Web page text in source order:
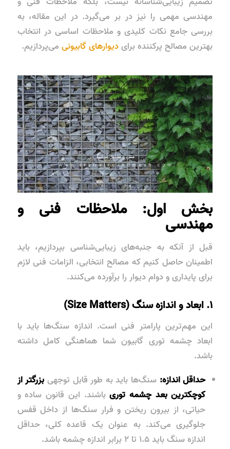
مهندسی مهمی را نیز در بر می‌گیرد. در این مقاله، به
بررسی جامع نکات کلیدی و ملاحظات اساسی در انتخاب
بهترین مصالح پرکننده برایدیوارهای گابیونیمی‌پردازیم.
بخش اول: ملاحظات فنی و
مهندسی
قبل از آنکه به جنبه‌های زیبایی‌شناسی بپردازیم، باید
اطمینان حاصل کنیم که مصالح انتخابی، الزامات فنی لازم
برای پایداری و دوام دیوار را برآورده می‌کنند.
۱. ابعاد و اندازه سنگ (Size Matters)
این مهم‌ترین پارامتر فنی است. اندازه سنگ‌ها باید با
ابعاد چشمه توری گابیون شما هماهنگی کامل داشته
باشد.
حداقل اندازه: سنگ‌ها باید به طور قابل توجهی بزرگتر از
کوچکترین بعد چشمه توریباشند. این قانون ساده و
حیاتی، از بیرون ریختن و فرار سنگ‌ها از داخل قفس
جلوگیری می‌کند. به عنوان یک قاعده کلی، حداقل
اندازه سنگ باید ۱.۵ تا ۲ برابر اندازه چشمه باشد.